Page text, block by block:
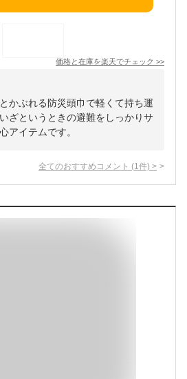
価格と在庫を楽天でチェック >>
かぶれる防災頭巾で軽くて持ち運
ざというときの避難をしっかりサ
アイテムです。
全てのおすすめコメント (1 件) >